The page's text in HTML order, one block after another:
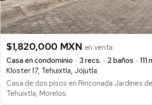
$1,820,000 MXN en venta
Casa en condominio
3 recs. 2 baños
111
Kloster 17, Tehuixtla, Jojutla
Casa de dos pisos en Rinconada Jardines
Tehuixtla, Morelos.